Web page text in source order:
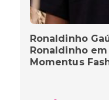
Ronaldinho
Ronaldinho
Momentus